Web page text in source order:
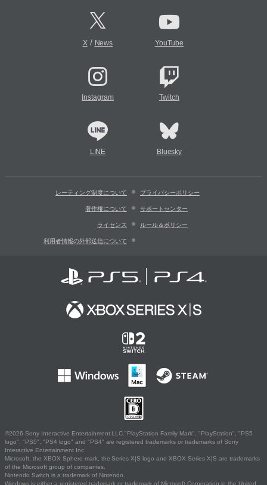
X/ News YouTube
Instagram Twitch
LINE Bluesky
レーティング制度について プライバシーポリシー
著作権について サポートセンター
ライセンス ルール＆ポリシー
利用者情報の外部送信について
©2026 Sony Interactive Entertainment LLC."PlayStation Family Mark", "PlayStation", "PS5
logo", "PS5", "PS4 logo" and "PS4" are registered trademarks or trademarks of Sony
Interactive Entertainment Inc.
Microsoft, the XBOX Sphere mark, the Series X|S logo and XBOX Series X|S are trademarks
of the Microsoft group of companies.
Nintendo Switch is a trademark of Nintendo.
Windows is either a registered trademark or trademark of Microsoft Corporation in the United